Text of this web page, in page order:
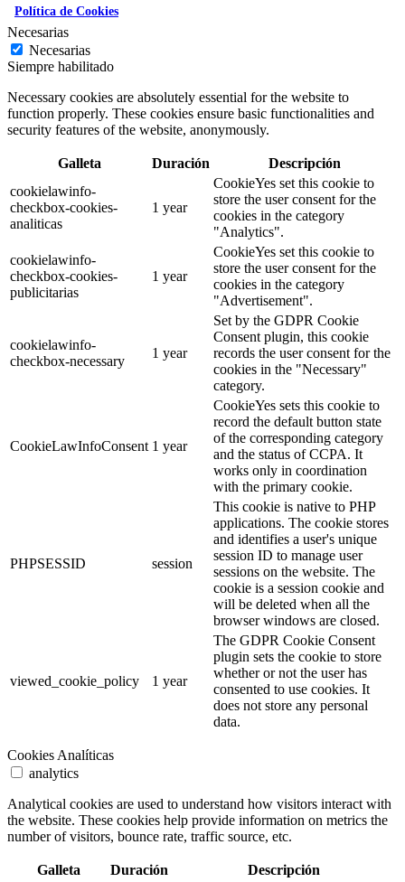
Política de Cookies
Necesarias
Necesarias
Siempre habilitado
Necessary cookies are absolutely essential for the website to
function properly. These cookies ensure basic functionalities and
security features of the website, anonymously.
Galleta Duración
Descripción
cookielawinfo-
checkbox-cookies-
analiticas
1 year
CookieYes set this cookie to
store the user consent for the
cookies in the category
"Analytics".
cookielawinfo-
checkbox-cookies-
publicitarias
1 year
CookieYes set this cookie to
store the user consent for the
cookies in the category
"Advertisement".
cookielawinfo-
checkbox-necessary
1 year
Set by the GDPR Cookie
Consent plugin, this cookie
records the user consent for the
cookies in the "Necessary"
category.
CookieLawInfoConsent 1 year
CookieYes sets this cookie to
record the default button state
of the corresponding category
and the status of CCPA. It
works only in coordination
with the primary cookie.
PHPSESSID session
This cookie is native to PHP
applications. The cookie stores
and identifies a user's unique
session ID to manage user
sessions on the website. The
cookie is a session cookie and
will be deleted when all the
browser windows are closed.
viewed_cookie_policy 1 year
The GDPR Cookie Consent
plugin sets the cookie to store
whether or not the user has
consented to use cookies. It
does not store any personal
data.
Cookies Analíticas
analytics
Analytical cookies are used to understand how visitors interact with
the website. These cookies help provide information on metrics the
number of visitors, bounce rate, traffic source, etc.
Galleta Duración Descripción